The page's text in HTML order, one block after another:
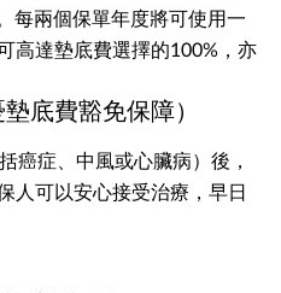
每兩個保單年度將可使用一
高達墊底費選擇的100%，亦
底費豁免保障）
癌症、中風或心臟病）後，
人可以安心接受治療，早日